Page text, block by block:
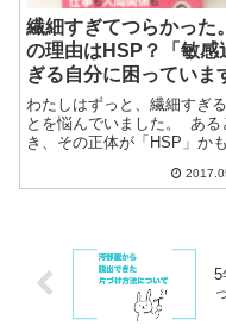
繊細すぎてつらかった
の理由はHSP？「敏感
ぎる自分に困っていま
を読んで
わたしはずっと、繊細すぎ
とを悩んでいました。 ある
き、その正体が「HSP」かも
とは、Highly Sensitive
5